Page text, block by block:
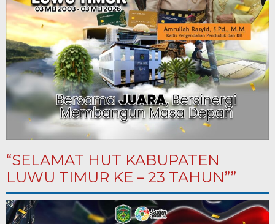
“SELAMAT HUT KABUPATEN
LUWU TIMUR KE – 23 TAHUN””